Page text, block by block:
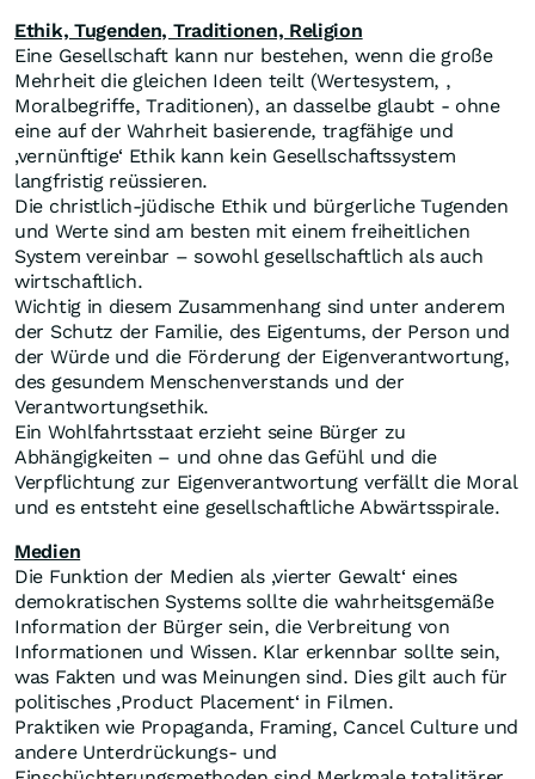
Ethik, Tugenden, Traditionen, Religion
Eine Gesellschaft kann nur bestehen, wenn die große
Mehrheit die gleichen Ideen teilt (Wertesystem, ,
Moralbegriffe, Traditionen), an dasselbe glaubt - ohne
eine auf der Wahrheit basierende, tragfähige und
‚vernünftige‘ Ethik kann kein Gesellschaftssystem
langfristig reüssieren.
Die christlich-jüdische Ethik und bürgerliche Tugenden
und Werte sind am besten mit einem freiheitlichen
System vereinbar – sowohl gesellschaftlich als auch
wirtschaftlich.
Wichtig in diesem Zusammenhang sind unter anderem
der Schutz der Familie, des Eigentums, der Person und
der Würde und die Förderung der Eigenverantwortung,
des gesundem Menschenverstands und der
Verantwortungsethik.
Ein Wohlfahrtsstaat erzieht seine Bürger zu
Abhängigkeiten – und ohne das Gefühl und die
Verpflichtung zur Eigenverantwortung verfällt die Moral
und es entsteht eine gesellschaftliche Abwärtsspirale.
Medien
Die Funktion der Medien als ‚vierter Gewalt‘ eines
demokratischen Systems sollte die wahrheitsgemäße
Information der Bürger sein, die Verbreitung von
Informationen und Wissen. Klar erkennbar sollte sein,
was Fakten und was Meinungen sind. Dies gilt auch für
politisches ‚Product Placement‘ in Filmen.
Praktiken wie Propaganda, Framing, Cancel Culture und
andere Unterdrückungs- und